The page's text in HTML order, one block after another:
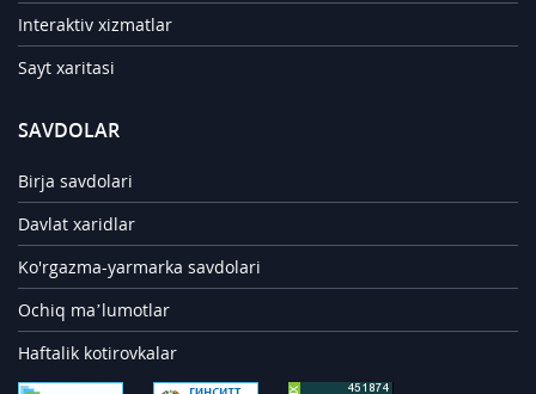
Interaktiv xizmatlar
Sayt xaritasi
SAVDOLAR
Birja savdolari
Davlat xaridlar
Ko'rgazma-yarmarka savdolari
Ochiq ma’lumotlar
Haftalik kotirovkalar